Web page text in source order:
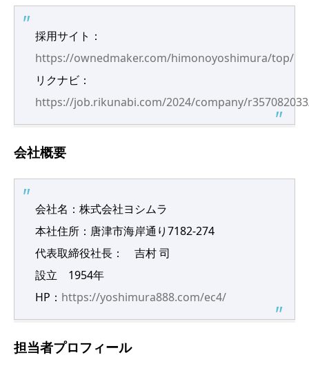
採用サイト：
https://ownedmaker.com/himonoyoshimura/top/
リクナビ：
https://job.rikunabi.com/2024/company/
会社概要
会社名：株式会社ヨシムラ
本社住所：唐津市海岸通り7182-274
代表取締役社長： 吉村 司
設立 1954年
HP： https://yoshimura888.com/ec4/
担当者プロフィール